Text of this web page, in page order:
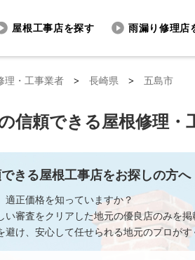
屋根工事店を探す 雨漏り修理店
理・工事業者 > 長崎県 > 五島市
信頼できる屋根修理・
きる屋根工事店をお探しの方へ
適正価格を知っていますか？
審査をクリアした地元の優良店のみを掲
け、安心して任せられる地元のプロがす